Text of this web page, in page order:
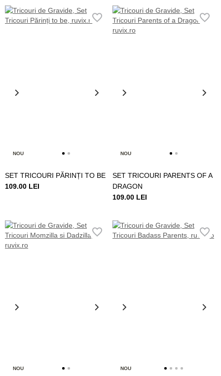
NOU
SET TRICOURI PĂRINȚI TO BE
109.00 LEI
NOU
SET TRICOURI PARENTS OF A
DRAGON
109.00 LEI
NOU NOU